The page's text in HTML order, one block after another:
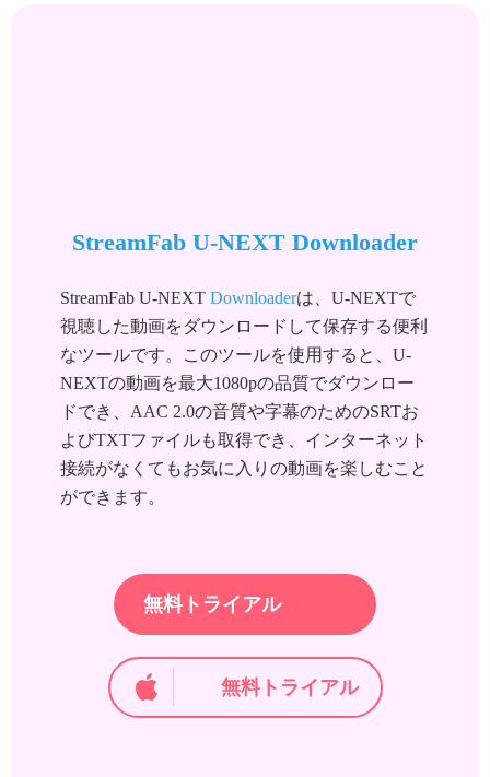
StreamFab U-NEXT Downloader
StreamFab U-NEXT Downloaderは、U-NEXTで
視聴した動画をダウンロードして保存する便利
なツールです。このツールを使用すると、U-
NEXTの動画を最大1080pの品質でダウンロー
ドでき、AAC 2.0の音質や字幕のためのSRTお
よびTXTファイルも取得でき、インターネット
接続がなくてもお気に入りの動画を楽しむこと
ができます。
無料トライアル
無料トライアル